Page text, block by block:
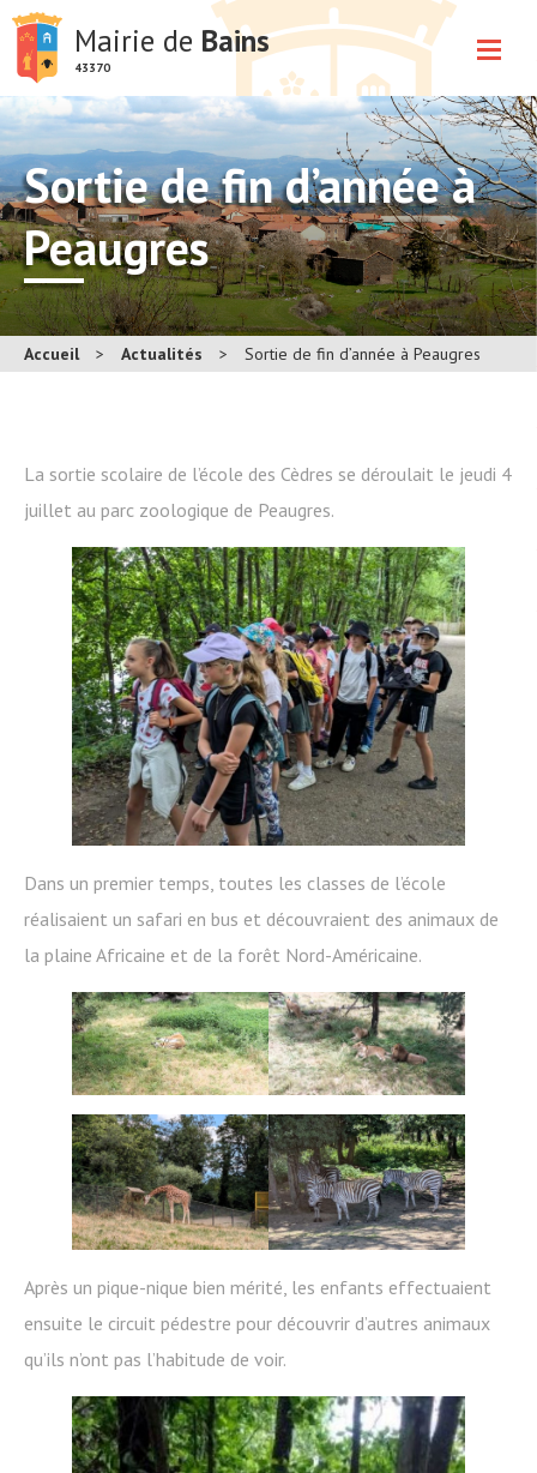
Mairie de Bains
43370
Sortie de fin d’année à
Peaugres
Accueil > Actualités > Sortie de fin d’année à Peaugres
La sortie scolaire de l’école des Cèdres se déroulait le jeudi 4
juillet au parc zoologique de Peaugres.
Dans un premier temps, toutes les classes de l’école
réalisaient un safari en bus et découvraient des animaux de
la plaine Africaine et de la forêt Nord-Américaine.
Après un pique-nique bien mérité, les enfants effectuaient
ensuite le circuit pédestre pour découvrir d’autres animaux
qu’ils n’ont pas l’habitude de voir.